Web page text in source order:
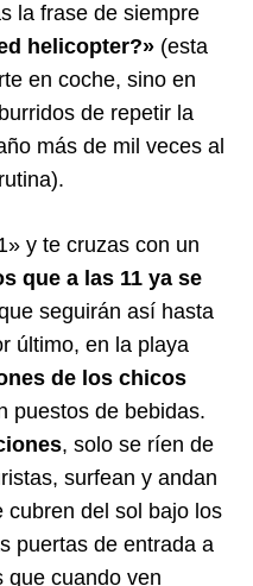
la frase de siempre
helicopter?» (esta
en coche, sino en
de repetir la
más de mil veces al
y te cruzas con un
que a las 11 ya se
seguirán así hasta
último, en la playa
de los chicos
puestos de bebidas.
, solo se ríen de
surfean y andan
cubren del sol bajo los
puertas de entrada a
que cuando ven